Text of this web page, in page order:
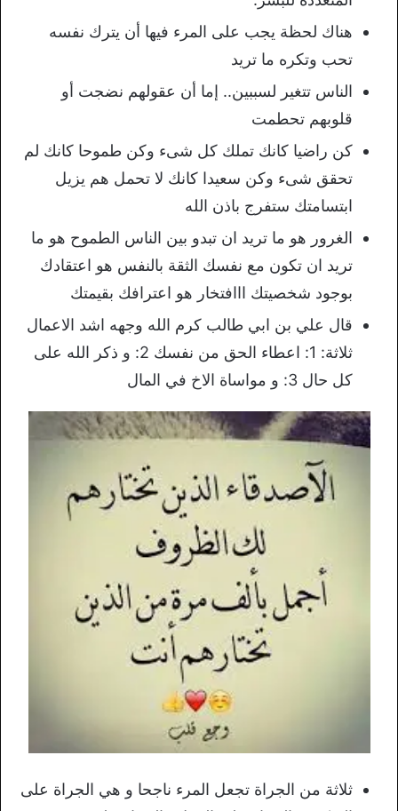
هناك لحظة يجب على المرء فيها أن يترك نفسه
تحب وتكره ما تريد
الناس تتغير لسببين.. إما أن عقولهم نضجت أو
قلوبهم تحطمت
كن راضيا كانك تملك كل شىء وكن طموحا كانك لم
تحقق شىء وكن سعيدا كانك لا تحمل هم يزيل
ابتسامتك ستفرج باذن الله
الغرور هو ما تريد ان تبدو بين الناس الطموح هو ما
تريد ان تكون مع نفسك الثقة بالنفس هو اعتقادك
بوجود شخصيتك ااافتخار هو اعترافك بقيمتك
قال علي بن ابي طالب كرم الله وجهه اشد الاعمال
ثلاثة: 1: اعطاء الحق من نفسك 2: و ذكر الله على
كل حال 3: و مواساة الاخ في المال
ثلاثة من الجراة تجعل المرء ناجحا و هي الجراة على